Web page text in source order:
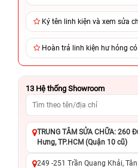
Ký tên linh kiện và xem sửa
Hoàn trả linh kiện hư hỏng
13 Hệ thống Showroom
TRUNG TÂM SỬA CHỮA: 260
Hưng, TP.HCM (Quận 10 cũ)
249 -251 Trần Quang Khải,